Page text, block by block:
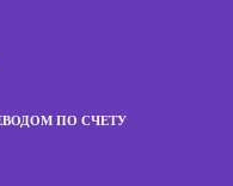
ПО СЧЕТУ